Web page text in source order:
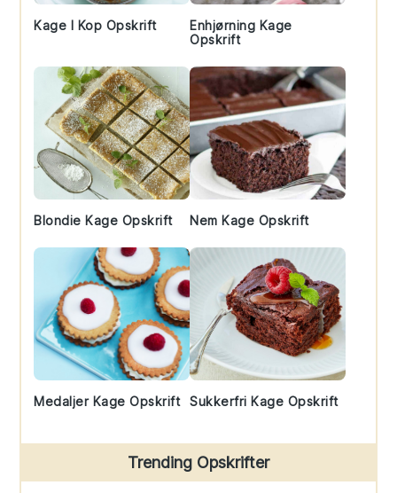
Kage I Kop Opskrift
Enhjørning Kage
Opskrift
Blondie Kage Opskrift Nem Kage Opskrift
Medaljer Kage Opskrift Sukkerfri Kage Opskrift
Trending Opskrifter